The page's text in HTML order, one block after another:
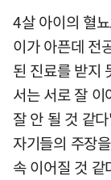
4살 아이의 혈
이가 아픈데 전
된 진료를 받지
서는 서로 잘
잘 안 될 것 같
자기들의 주장
속 이어질 것